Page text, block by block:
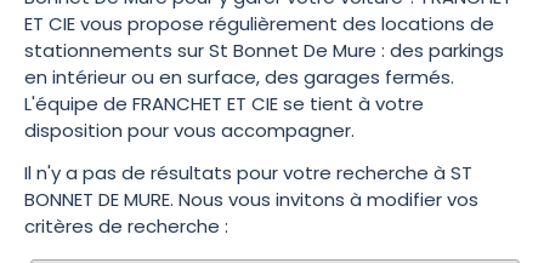
ET CIE vous propose régulièrement des locations de
stationnements sur St Bonnet De Mure : des parkings
en intérieur ou en surface, des garages fermés.
L'équipe de FRANCHET ET CIE se tient à votre
disposition pour vous accompagner.
Il n'y a pas de résultats pour votre recherche à ST
BONNET DE MURE. Nous vous invitons à modifier vos
critères de recherche :